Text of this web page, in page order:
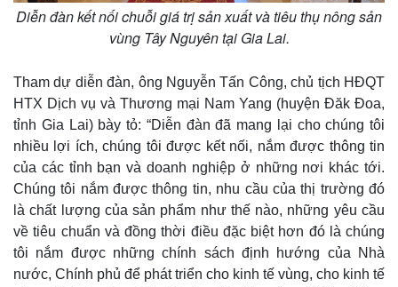
Diễn đàn kết nối chuỗi giá trị sản xuất và tiêu thụ nông sản
vùng Tây Nguyên tại Gia Lai.
Tham dự diễn đàn, ông Nguyễn Tấn Công, chủ tịch HĐQT
HTX Dịch vụ và Thương mại Nam Yang (huyện Đăk Đoa,
tỉnh Gia Lai) bày tỏ: “Diễn đàn đã mang lại cho chúng tôi
nhiều lợi ích, chúng tôi được kết nối, nắm được thông tin
của các tỉnh bạn và doanh nghiệp ở những nơi khác tới.
Chúng tôi nắm được thông tin, nhu cầu của thị trường đó
là chất lượng của sản phẩm như thế nào, những yêu cầu
về tiêu chuẩn và đồng thời điều đặc biệt hơn đó là chúng
tôi nắm được những chính sách định hướng của Nhà
nước, Chính phủ để phát triển cho kinh tế vùng, cho kinh tế